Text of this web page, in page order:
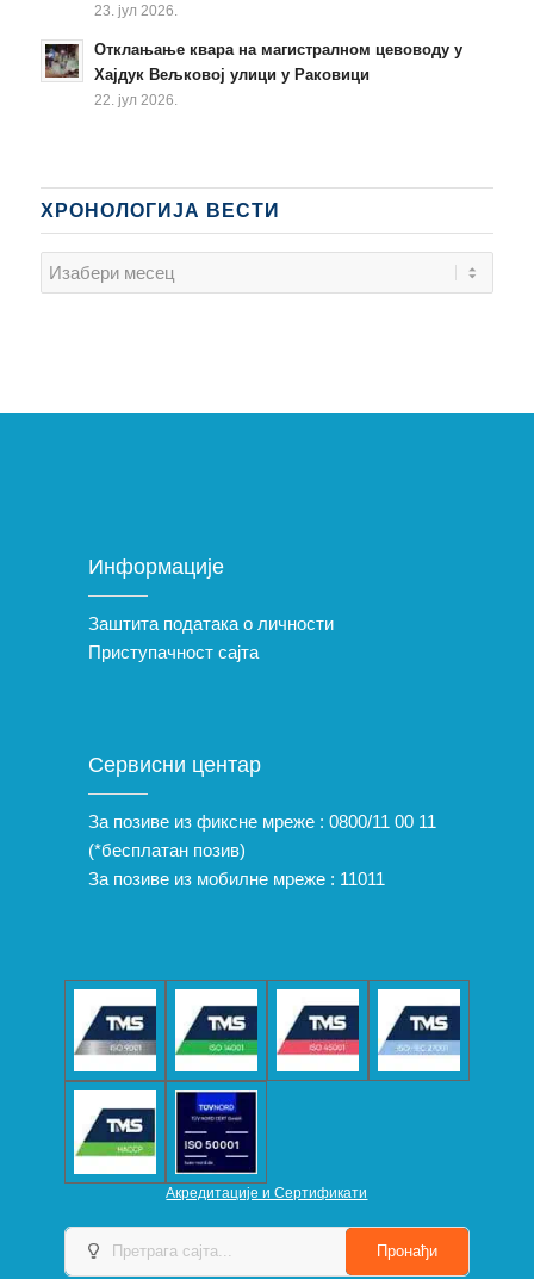
23. јул 2026.
Отклањање квара на магистралном цевоводу у
Хајдук Вељковој улици у Раковици
22. јул 2026.
ХРОНОЛОГИЈА ВЕСТИ
Информације
Заштита података о личности
Приступачност сајта
Сервисни центар
За позиве из фиксне мреже : 0800/11 00 11
(*бесплатан позив)
За позиве из мобилне мреже : 11011
Акредитације и Сертификати